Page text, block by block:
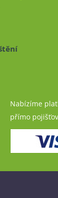
Nabízíme
přímo